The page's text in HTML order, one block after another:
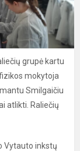
grupė kartu
mokytoja
Smilgaičiu
atlikti. Raliečių
Vytauto inkstų